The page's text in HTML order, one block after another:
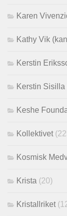
Karen
Kathy Vik
Kerstin
Kerstin Sisilla
Keshe
Kollektivet
Kosmisk
Krista (20)
Kristallriket